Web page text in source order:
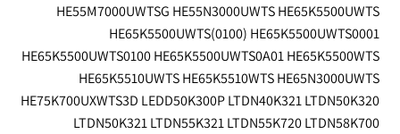
HE55M7000UWTSG HE55N3000UWTS HE65K5500UWTS
HE65K5500UWTS(0100) HE65K5500UWTS0001
HE65K5500UWTS0100 HE65K5500UWTS0A01 HE65K5500WTS
HE65K5510UWTS HE65K5510WTS HE65N3000UWTS
HE75K700UXWTS3D LEDD50K300P LTDN40K321 LTDN50K320
LTDN50K321 LTDN55K321 LTDN55K720 LTDN58K700